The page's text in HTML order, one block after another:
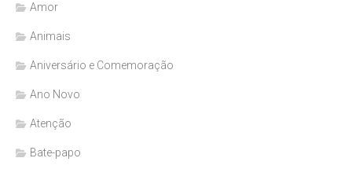
Amor
Animais
Aniversário e Comemoração
Ano Novo
Atenção
Bate-papo